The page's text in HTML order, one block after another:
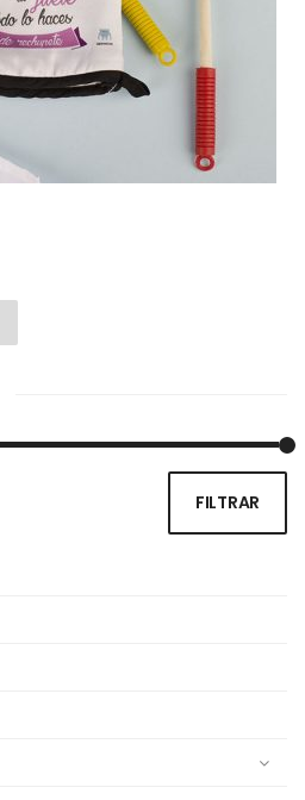
FILTRAR